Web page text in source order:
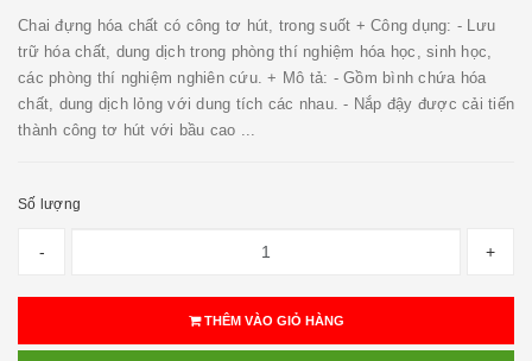
Chai đựng hóa chất có công tơ hút, trong suốt + Công dụng: - Lưu
trữ hóa chất, dung dịch trong phòng thí nghiệm hóa học, sinh học,
các phòng thí nghiệm nghiên cứu. + Mô tả: - Gồm bình chứa hóa
chất, dung dịch lỏng với dung tích các nhau. - Nắp đậy được cải tiến
thành công tơ hút với bầu cao ...
Số lượng
- +
THÊM VÀO GIỎ HÀNG